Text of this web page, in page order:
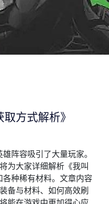
方式解析》
阵容吸引了大量玩家。
为大家详细解析《我叫
种稀有材料。文章内容
备与材料、如何高效刷